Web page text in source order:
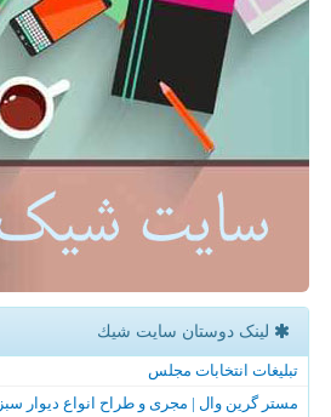
لینک دوستان سایت شیك
تبلیغات انتخابات مجلس
مستر گرین وال | مجری و طراح انواع دیوار سبز